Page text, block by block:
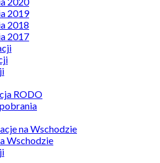
2019
2018
2017
RODO
na Wschodzie
Wschodzie